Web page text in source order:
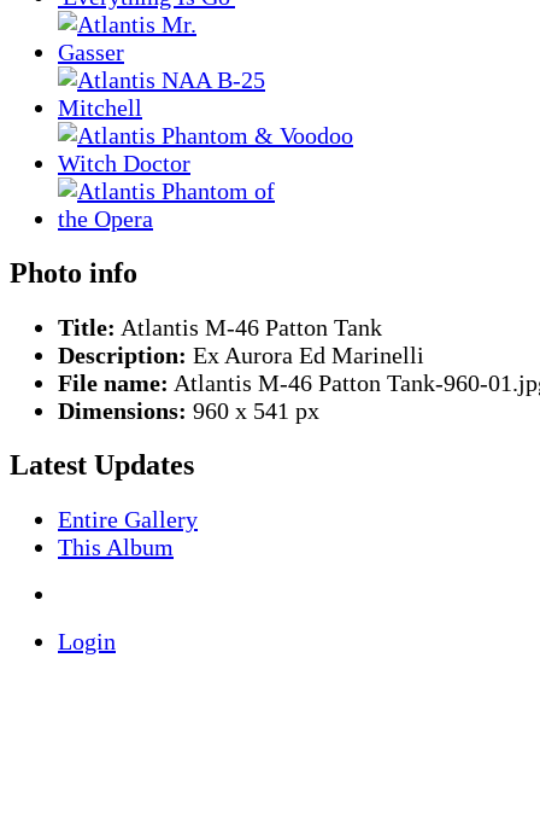
Photo info
Title: Atlantis M-46 Patton Tank
Description: Ex Aurora Ed Marinelli
File name: Atlantis M-46 Patton Tank-960-
Dimensions: 960 x 541 px
Latest Updates
Entire Gallery
This Album
Login